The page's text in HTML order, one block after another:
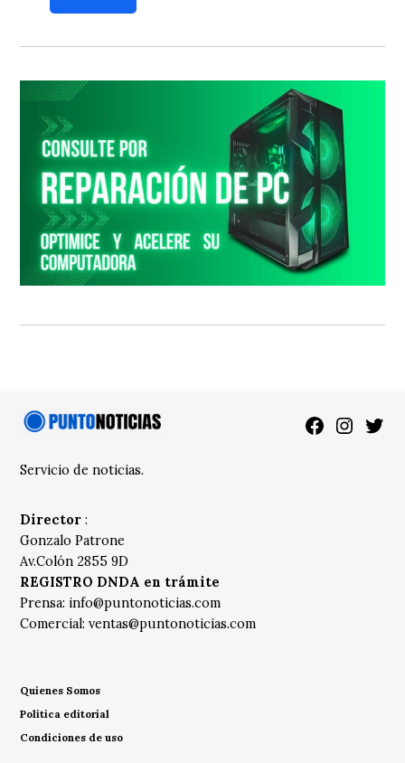
Facebook
Servicio de noticias.
Director :
Gonzalo Patrone
Av.Colón 2855 9D
REGISTRO DNDA en trámite
Prensa: info@puntonoticias.com
Comercial:ventas@puntonoticias.com
Quienes Somos
Política editorial
Condiciones de uso